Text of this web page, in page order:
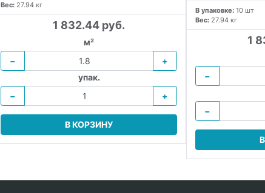
Вес: 27.94 кг
1 832.44 руб.
м²
−
+
упак.
−
+
В КОРЗИНУ
В упаковке: 10 шт
Вес: 27.94 кг
1
−
−